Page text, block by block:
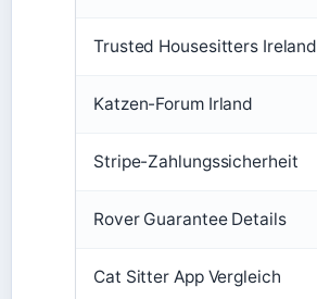
Trusted Housesitters Ireland
Katzen-Forum Irland
Stripe-Zahlungssicherheit
Rover Guarantee Details
Cat Sitter App Vergleich